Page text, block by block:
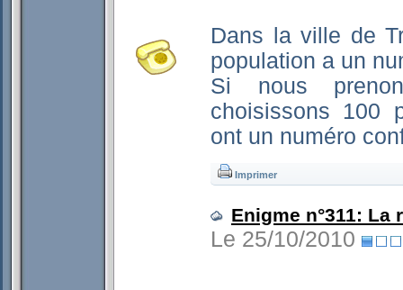
Dans la ville de
population a un
Si nous
choisissons 100
ont un numéro
Imprimer
Enigme n°311: La
Le 25/10/2010